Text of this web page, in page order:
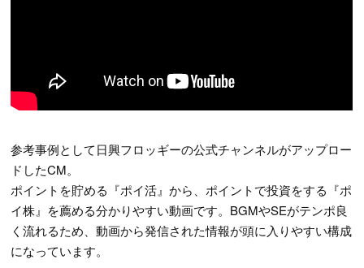
参考事例として日興フロッギーの公式チャンネルがアップロー
ドしたCM。
ポイントを貯める『ポイ活』から、ポイントで投資をする『ポ
イ株』を薦める分かりやすい動画です。BGMやSEがテンポ良
く流れるため、動画から発信された情報が頭に入りやすい構成
になっています。